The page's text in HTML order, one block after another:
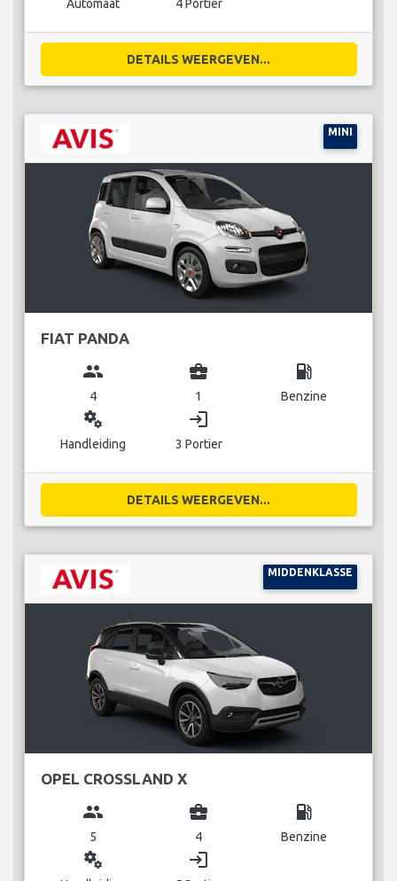
Automaat 4 Portier
DETAILS WEERGEVEN...
MINI
FIAT PANDA
group
4
business_center
1
local_gas_station
Benzine
miscellaneous_services
Handleiding
login
3 Portier
DETAILS WEERGEVEN...
MIDDENKLASSE
OPEL CROSSLAND X
group
5
business_center
4
local_gas_station
Benzine
miscellaneous_services login